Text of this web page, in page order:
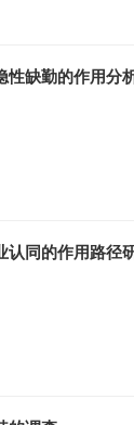
性缺勤的作用分
认同的作用路径